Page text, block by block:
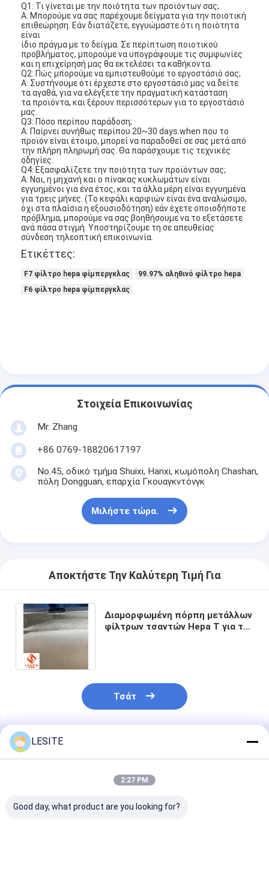
Προϊόντα
Βίντεο
Σχετικά με εμάς
Επισκεψή εργοστασίου
Έλεγχος ποιότητας
Επικοινωνήστε μαζί μας
Ειδήσεις
Μιλήστε τώρα.
Μηχανή κατασκευής φίλτρων αέρα
Οξυγονοκολλητής πλαισίων
Φίλτρα Hepa κλιματισμού
φίλτρα εξαγνιστών αέρα
Φίλτρο τσαντών αργιλίου
Φίλτρο τσαντών σκόνης
φίλτρο αέρα Μηχανή κατασκευής πλαισίων
Φίλτρο τσαντών Hepa
Q1: Τι γίνεται με την ποιότητα των προϊόντων σας;
Α: Μπορούμε να σας παρέχουμε δείγματα για την ποιοτική
επιθεώρηση. Εάν διατάζετε, εγγυώμαστε ότι η ποιότητα
είναι
ίδιο πράγμα με το δείγμα. Σε περίπτωση ποιοτικού
προβλήματος, μπορούμε να υπογράψουμε τις συμφωνίες
και η επιχείρησή μας θα εκτελέσει τα καθήκοντα.
Q2: Πώς μπορούμε να εμπιστευθούμε το εργοστάσιό σας;
Α: Συστήνουμε ότι έρχεστε στο εργοστάσιό μας να δείτε
τα αγαθά, για να ελέγξετε την πραγματική κατάσταση
τα προϊόντα, και ξέρουν περισσότερων για το εργοστάσιό
μας.
Q3: Πόσο περίπου παράδοση;
Α: Παίρνει συνήθως περίπου 20~30 days.when που το
προϊόν είναι έτοιμο, μπορεί να παραδοθεί σε σας μετά από
την πλήρη πληρωμή σας. Θα παράσχουμε τις τεχνικές
οδηγίες.
Q4: Εξασφαλίζετε την ποιότητα των προϊόντων σας;
Α: Ναι, η μηχανή και ο πίνακας κυκλωμάτων είναι
εγγυημένοι για ένα έτος, και τα άλλα μέρη είναι εγγυημένα
για τρεις μήνες. (Το κεφάλι καρφιών είναι ένα αναλώσιμο,
όχι στα πλαίσια η εξουσιοδότηση) εάν έχετε οποιοδήποτε
πρόβλημα, μπορούμε να σας βοηθήσουμε να το εξετάσετε
ανά πάσα στιγμή. Υποστηρίζουμε τη σε απευθείας
σύνδεση τηλεοπτική επικοινωνία.
Ετικέττες:
F7 φίλτρο hepa φίμπεργκλας
99.97% αληθινό φίλτρο hepa
F6 φίλτρο hepa φίμπεργκλας
Στοιχεία Επικοινωνίας
Mr. Zhang
+86 0769-18820617197
No.45, οδικό τμήμα Shuixi, Hanxi, κωμόπολη Chashan,
πόλη Dongguan, επαρχία Γκουαγκντόνγκ
Μιλήστε τώρα.
Αποκτήστε Την Καλύτερη Τιμή Για
Διαμορφωμένη πόρπη μετάλλων
φίλτρων τσαντών Hepa Τ για το
Τσάτ
Συνιστώμενα Προϊόντα
LESITE
2:27 PM
Good day, what product are you looking for?